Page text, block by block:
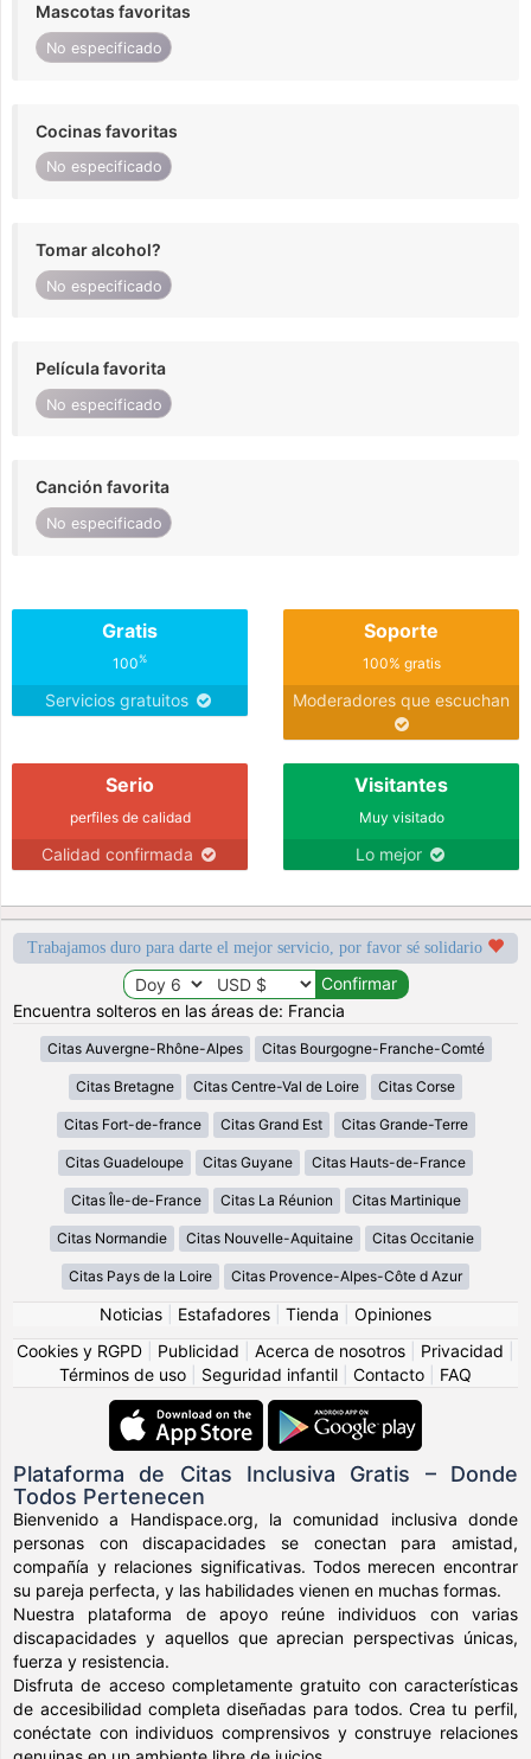
Mascotas favoritas
No especificado
Cocinas favoritas
No especificado
Tomar alcohol?
No especificado
Película favorita
No especificado
Canción favorita
No especificado
Gratis
100%
Servicios gratuitos
Soporte
100% gratis
Moderadores que escuchan
Serio
perfiles de calidad
Calidad confirmada
Visitantes
Muy visitado
Lo mejor
Trabajamos duro para darte el mejor servicio, por favor sé solidario
Encuentra solteros en las áreas de: Francia
Citas Auvergne-Rhône-Alpes Citas Bourgogne-Franche-Comté
Citas Bretagne Citas Centre-Val de Loire Citas Corse
Citas Fort-de-france Citas Grand Est Citas Grande-Terre
Citas Guadeloupe Citas Guyane Citas Hauts-de-France
Citas Île-de-France Citas La Réunion Citas Martinique
Citas Normandie Citas Nouvelle-Aquitaine Citas Occitanie
Citas Pays de la Loire Citas Provence-Alpes-Côte d Azur
Noticias Estafadores Tienda
Opiniones
Cookies y RGPD
Publicidad Acerca de nosotros Privacidad
Términos de uso
Seguridad infantil Contacto FAQ
Plataforma de Citas Inclusiva Gratis – Donde
Todos Pertenecen
Bienvenido a Handispace.org, la comunidad inclusiva donde
personas con discapacidades se conectan para amistad,
compañía y relaciones significativas. Todos merecen encontrar
su pareja perfecta, y las habilidades vienen en muchas formas.
Nuestra plataforma de apoyo reúne individuos con varias
discapacidades y aquellos que aprecian perspectivas únicas,
fuerza y resistencia.
Disfruta de acceso completamente gratuito con características
de accesibilidad completa diseñadas para todos. Crea tu perfil,
conéctate con individuos comprensivos y construye relaciones